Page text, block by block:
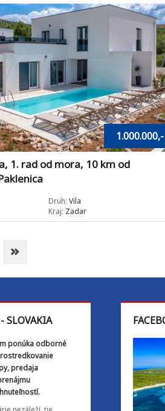
1. rad od mora, 10 km od
Druh: Vila
Kraj: Zadar
SLOVAKIA
ponúka odborné
predaja